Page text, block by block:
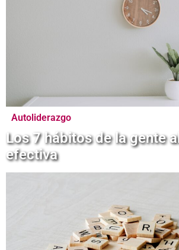
Autoliderazgo
Los 7 hábitos de la gente
efectiva